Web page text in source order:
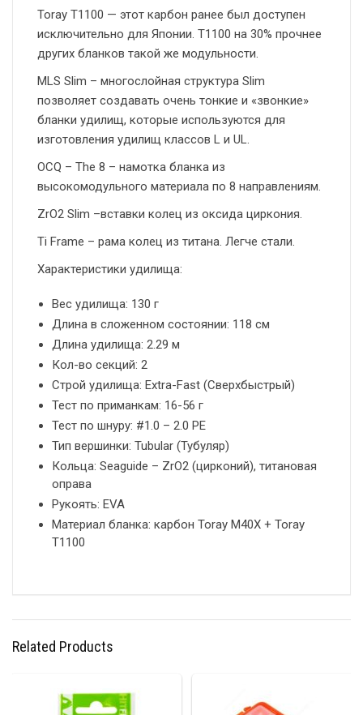
Toray T1100 — этот карбон ранее был доступен
исключительно для Японии. T1100 на 30% прочнее
других бланков такой же модульности.
MLS Slim – многослойная структура Slim
позволяет создавать очень тонкие и «звонкие»
бланки удилищ, которые используются для
изготовления удилищ классов L и UL.
OCQ – The 8 – намотка бланка из
высокомодульного материала по 8 направлениям.
ZrO2 Slim –вставки колец из оксида циркония.
Ti Frame – рама колец из титана. Легче стали.
Характеристики удилища:
Вес удилища: 130 г
Длина в сложенном состоянии: 118 см
Длина удилища: 2.29 м
Кол-во секций: 2
Строй удилища: Extra-Fast (Сверхбыстрый)
Тест по приманкам: 16-56 г
Тест по шнуру: #1.0 – 2.0 PE
Тип вершинки: Tubular (Тубуляр)
Кольца: Seaguide – ZrO2 (цирконий), титановая
оправа
Рукоять: EVA
Материал бланка: карбон Toray M40X + Toray
T1100
Related Products